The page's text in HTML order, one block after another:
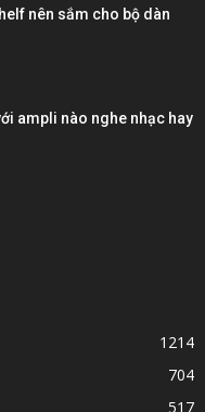
nên sắm cho bộ dàn
ampli nào nghe nhạc hay
1214
704
517